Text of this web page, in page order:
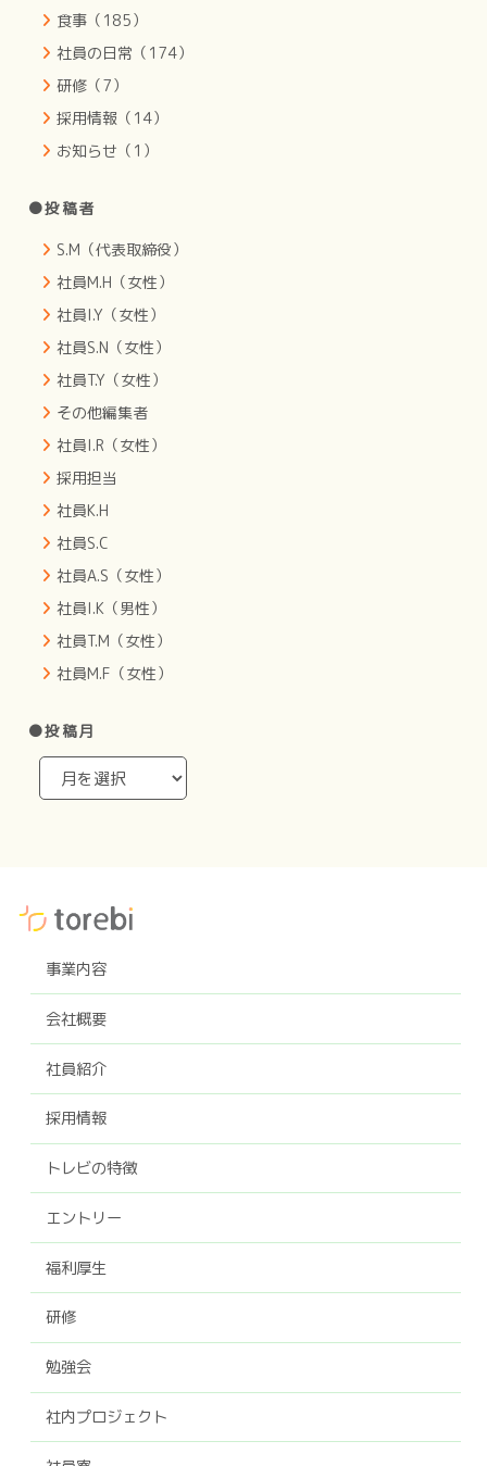
食事（185）
社員の日常（174）
研修（7）
採用情報（14）
お知らせ（1）
●投稿者
S.M（代表取締役）
社員M.H（女性）
社員I.Y（女性）
社員S.N（女性）
社員T.Y（女性）
その他編集者
社員I.R（女性）
採用担当
社員K.H
社員S.C
社員A.S（女性）
社員I.K（男性）
社員T.M（女性）
社員M.F（女性）
●投稿月
事業内容
会社概要
社員紹介
採用情報
トレビの特徴
エントリー
福利厚生
研修
勉強会
社内プロジェクト